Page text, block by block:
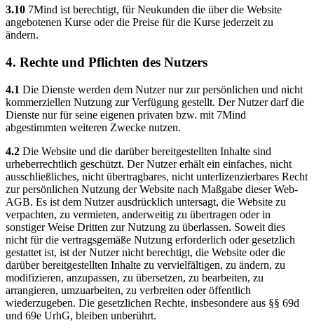
3.10 7Mind ist berechtigt, für Neukunden die über die Website
angebotenen Kurse oder die Preise für die Kurse jederzeit zu
ändern.
4. Rechte und Pflichten des Nutzers
4.1 Die Dienste werden dem Nutzer nur zur persönlichen und nicht
kommerziellen Nutzung zur Verfügung gestellt. Der Nutzer darf die
Dienste nur für seine eigenen privaten bzw. mit 7Mind
abgestimmten weiteren Zwecke nutzen.
4.2 Die Website und die darüber bereitgestellten Inhalte sind
urheberrechtlich geschützt. Der Nutzer erhält ein einfaches, nicht
ausschließliches, nicht übertragbares, nicht unterlizenzierbares Recht
zur persönlichen Nutzung der Website nach Maßgabe dieser Web-
AGB. Es ist dem Nutzer ausdrücklich untersagt, die Website zu
verpachten, zu vermieten, anderweitig zu übertragen oder in
sonstiger Weise Dritten zur Nutzung zu überlassen. Soweit dies
nicht für die vertragsgemäße Nutzung erforderlich oder gesetzlich
gestattet ist, ist der Nutzer nicht berechtigt, die Website oder die
darüber bereitgestellten Inhalte zu vervielfältigen, zu ändern, zu
modifizieren, anzupassen, zu übersetzen, zu bearbeiten, zu
arrangieren, umzuarbeiten, zu verbreiten oder öffentlich
wiederzugeben. Die gesetzlichen Rechte, insbesondere aus §§ 69d
und 69e UrhG, bleiben unberührt.